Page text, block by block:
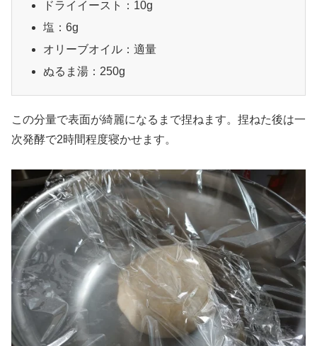
ドライイースト：10g
塩：6g
オリーブオイル：適量
ぬるま湯：250g
この分量で表面が綺麗になるまで捏ねます。捏ねた後は一
次発酵で2時間程度寝かせます。